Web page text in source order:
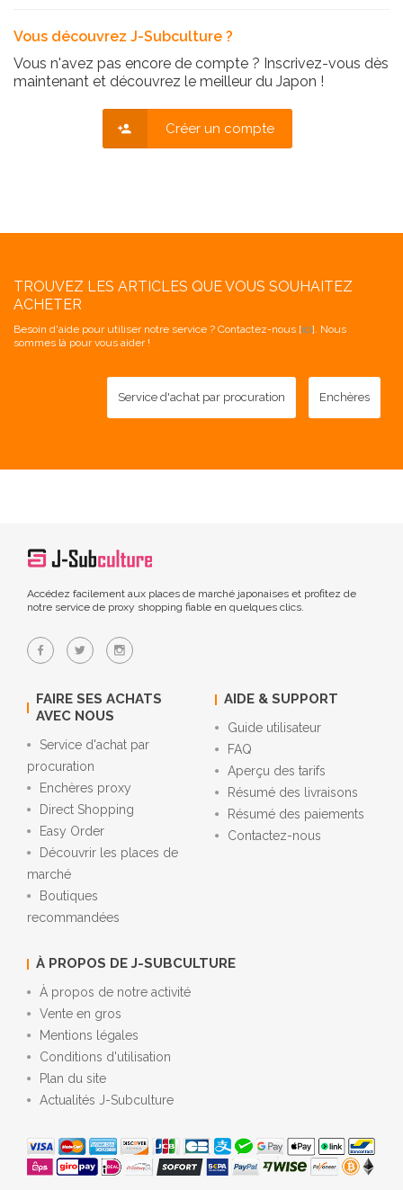
Vous découvrez J-Subculture ?
Vous n'avez pas encore de compte ? Inscrivez-vous dès
maintenant et découvrez le meilleur du Japon !
Créer un compte
TROUVEZ LES ARTICLES QUE VOUS SOUHAITEZ
ACHETER
Besoin d'aide pour utiliser notre service ? Contactez-nous [ici]. Nous
sommes là pour vous aider !
Service d'achat par procuration Enchères
Accédez facilement aux places de marché japonaises et profitez de
notre service de proxy shopping fiable en quelques clics.
FAIRE SES ACHATS
AVEC NOUS
Service d'achat par
procuration
Enchères proxy
Direct Shopping
Easy Order
Découvrir les places de
marché
Boutiques
recommandées
AIDE & SUPPORT
Guide utilisateur
FAQ
Aperçu des tarifs
Résumé des livraisons
Résumé des paiements
Contactez-nous
À PROPOS DE J-SUBCULTURE
À propos de notre activité
Vente en gros
Mentions légales
Conditions d'utilisation
Plan du site
Actualités J-Subculture